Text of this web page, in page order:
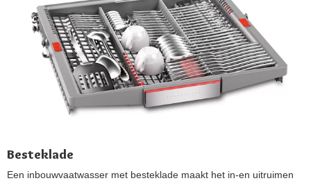
Besteklade
Een inbouwvaatwasser met besteklade maakt het in-en uitruimen